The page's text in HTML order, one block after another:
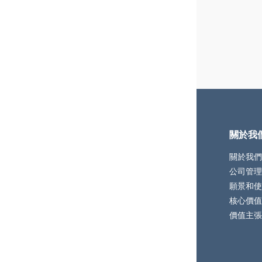
關於我
關於我們
公司管理
願景和
核心價值
價值主張